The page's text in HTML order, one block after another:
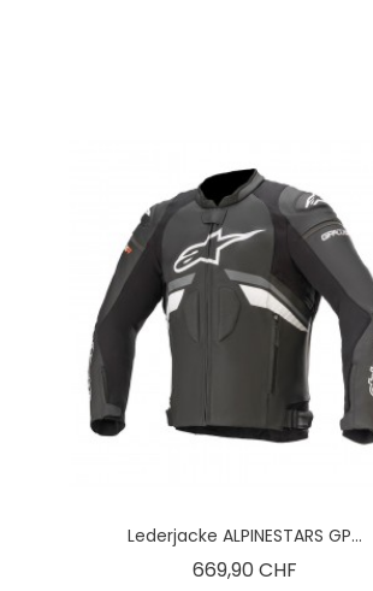
Lederjacke ALPINESTARS GP...
669,90 CHFPreis